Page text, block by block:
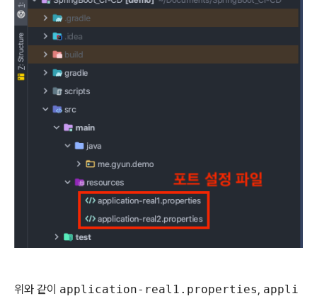
위와 같이 application-real1.properties, appli